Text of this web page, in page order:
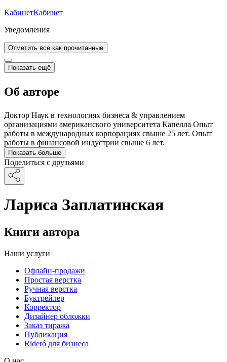
КабинетКабинет
Уведомления
Отметить все как прочитанные
Показать ещё
Об авторе
Доктор Наук в технологиях бизнеса & управлением
организациями американского университета Капелла Опыт
работы в международных корпорациях свыше 25 лет. Опыт
работы в финансовой индустрии свыше 6 лет.
Показать больше
Поделиться с друзьями
Лариса Заплатинская
Книги автора
Наши услуги
Офлайн-продажи
Простая верстка
Ручная верстка
Буктрейлер
Корректор
Дизайнер обложки
Заказ тиража
Публикация
Rideró для бизнеса